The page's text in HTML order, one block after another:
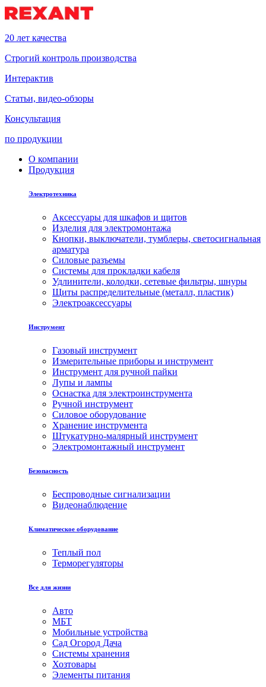
20 лет качества
Строгий контроль производства
Интерактив
Статьи, видео-обзоры
Консультация
по продукции
О компании
Продукция
Электротехника
Аксессуары для шкафов и щитов
Изделия для электромонтажа
Кнопки, выключатели, тумблеры, светосигнальная
арматура
Силовые разъемы
Системы для прокладки кабеля
Удлинители, колодки, сетевые фильтры, шнуры
Щиты распределительные (металл, пластик)
Электроаксессуары
Инструмент
Газовый инструмент
Измерительные приборы и инструмент
Инструмент для ручной пайки
Лупы и лампы
Оснастка для электроинструмента
Ручной инструмент
Силовое оборудование
Хранение инструмента
Штукатурно-малярный инструмент
Электромонтажный инструмент
Безопасность
Беспроводные сигнализации
Видеонаблюдение
Климатическое оборудование
Теплый пол
Терморегуляторы
Все для жизни
Авто
МБТ
Мобильные устройства
Сад Огород Дача
Системы хранения
Хозтовары
Элементы питания